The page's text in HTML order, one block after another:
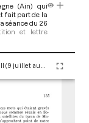
(Ain) qui
fait part de la
séance du 26
et lettre